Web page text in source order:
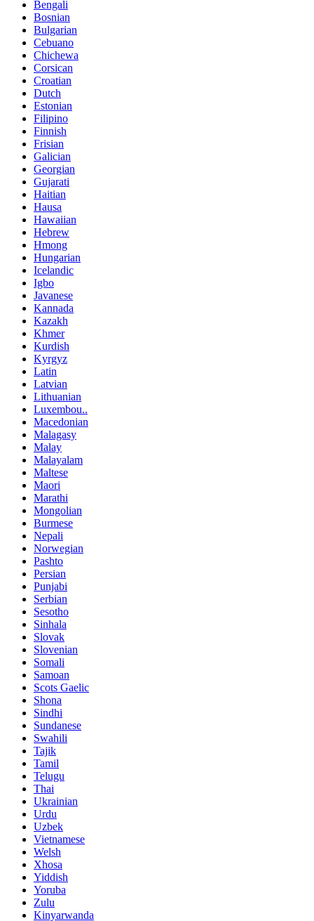
Bengali
Bosnian
Bulgarian
Cebuano
Chichewa
Corsican
Croatian
Dutch
Estonian
Filipino
Finnish
Frisian
Galician
Georgian
Gujarati
Haitian
Hausa
Hawaiian
Hebrew
Hmong
Hungarian
Icelandic
Igbo
Javanese
Kannada
Kazakh
Khmer
Kurdish
Kyrgyz
Latin
Latvian
Lithuanian
Luxembou..
Macedonian
Malagasy
Malay
Malayalam
Maltese
Maori
Marathi
Mongolian
Burmese
Nepali
Norwegian
Pashto
Persian
Punjabi
Serbian
Sesotho
Sinhala
Slovak
Slovenian
Somali
Samoan
Scots Gaelic
Shona
Sindhi
Sundanese
Swahili
Tajik
Tamil
Telugu
Thai
Ukrainian
Urdu
Uzbek
Vietnamese
Welsh
Xhosa
Yiddish
Yoruba
Zulu
Kinyarwanda